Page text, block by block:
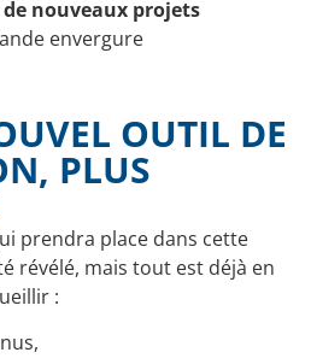
nouveaux projets
envergure
OUTIL DE
PLUS
prendra place dans cette
révélé, mais tout est déjà en
: